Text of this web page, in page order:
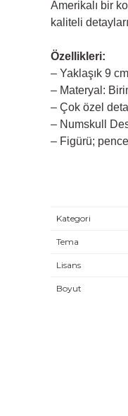
Amerikalı bir
kaliteli
Özellikleri:
– Yaklaşık 9
– Materyal:
– Çok özel
– Numskull
– Figürü;
Kategori
Tema
Lisans
Boyut